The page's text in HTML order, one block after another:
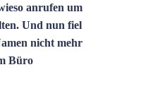
anrufen um
Und nun fiel
nicht mehr
Büro